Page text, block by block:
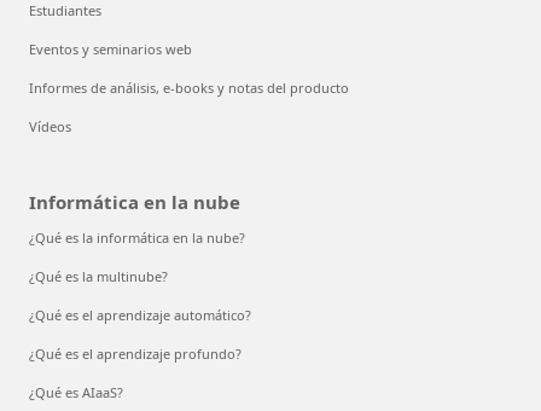
Estudiantes
Eventos y seminarios web
Informes de análisis, e-books y notas del producto
Vídeos
Informática en la nube
¿Qué es la informática en la nube?
¿Qué es la multinube?
¿Qué es el aprendizaje automático?
¿Qué es el aprendizaje profundo?
¿Qué es AIaaS?